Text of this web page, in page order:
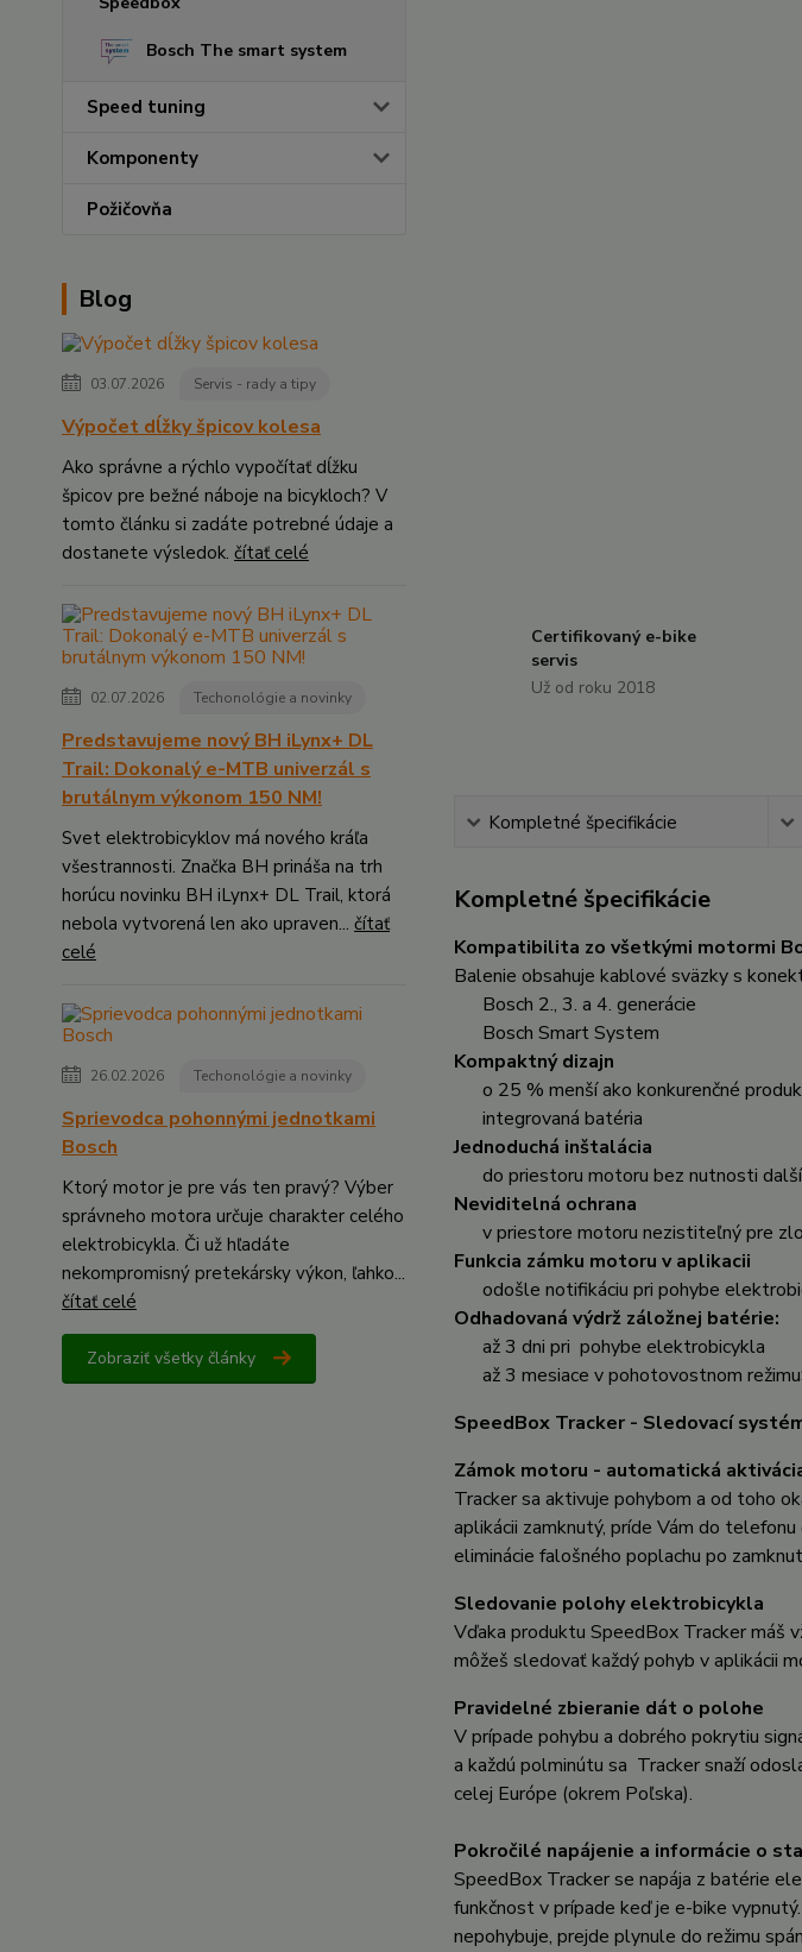
Bosch The smart system
Speed tuning
Komponenty
Požičovňa
Blog
03.07.2026 Servis - rady a tipy
Výpočet dĺžky špicov kolesa
Ako správne a rýchlo vypočítať dĺžku
špicov pre bežné náboje na bicykloch? V
tomto článku si zadáte potrebné údaje a
dostanete výsledok. čítať celé
02.07.2026 Techonológie a novinky
Predstavujeme nový BH iLynx+ DL
Trail: Dokonalý e-MTB univerzál s
brutálnym výkonom 150 NM!
Svet elektrobicyklov má nového kráľa
všestrannosti. Značka BH prináša na trh
horúcu novinku BH iLynx+ DL Trail, ktorá
nebola vytvorená len ako upraven... čítať
celé
26.02.2026 Techonológie a novinky
Sprievodca pohonnými jednotkami
Bosch
Ktorý motor je pre vás ten pravý? Výber
správneho motora určuje charakter celého
elektrobicykla. Či už hľadáte
nekompromisný pretekársky výkon, ľahko...
čítať celé
Zobraziť všetky články
Certifikovaný e-bike
servis
Už od roku 2018
Kompletné špecifikácie
Kompletné špecifikácie
Kompatibilita zo všetkými motormi
Balenie obsahuje kablové sväzky s
Bosch 2., 3. a 4. generácie
Bosch Smart System
Kompaktný dizajn
o 25 % menší ako konkurenčné
integrovaná batéria
Jednoduchá inštalácia
do priestoru motoru bez nutnosti
Neviditelná ochrana
v priestore motoru nezistiteľný pre
Funkcia zámku motoru v aplikacii
odošle notifikáciu pri pohybe
Odhadovaná výdrž záložnej batérie:
až 3 dni pri pohybe elektrobicykla
až 3 mesiace v pohotovostnom
SpeedBox Tracker - Sledovací
Zámok motoru - automatická
Tracker sa aktivuje pohybom a od toho
aplikácii zamknutý, príde Vám do
eliminácie falošného poplachu po
Sledovanie polohy elektrobicykla
Vďaka produktu SpeedBox Tracker máš
môžeš sledovať každý pohyb v aplikácii
Pravidelné zbieranie dát o polohe
V prípade pohybu a dobrého pokrytiu
a každú polminútu sa Tracker snaží
celej Európe (okrem Poľska).
Pokročilé napájenie a informácie o
SpeedBox Tracker se napája z batérie
funkčnost v prípade keď je e-bike
nepohybuje, prejde plynule do režimu